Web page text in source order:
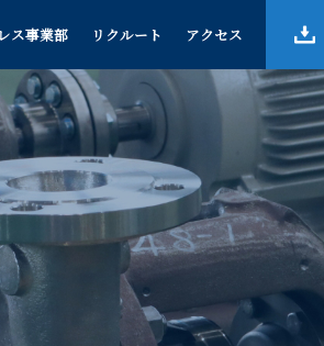
ス事業部 リクルート アクセス